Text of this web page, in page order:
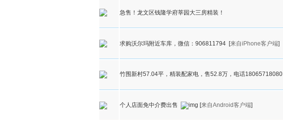
急售！龙文区钱隆学府莘园大三房精装！
求购沃尔玛附近车库，微信：906811794 [来自iPhone客户端]
竹围新村57.04平，精装配家电，售52.8万，电话18065718080
个人店面免中介费出售 [来自Android客户端]